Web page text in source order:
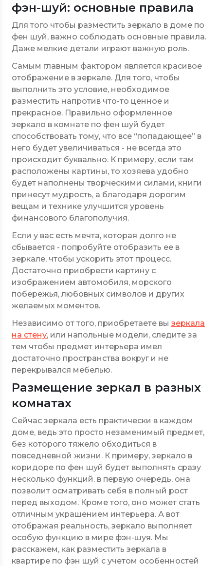
фэн-шуй: основные правила
Для того чтобы разместить зеркало в доме по
фен шуй, важно соблюдать основные правила.
Даже мелкие детали играют важную роль.
Самым главным фактором является красивое
отображение в зеркале. Для того, чтобы
выполнить это условие, необходимое
разместить напротив что-то ценное и
прекрасное. Правильно оформленное
зеркало в комнате по фен шуй будет
способствовать тому, что все “попадающее” в
него будет увеличиваться - не всегда это
происходит буквально. К примеру, если там
расположены картины, то хозяева удобно
будет наполнены творческими силами, книги
принесут мудрость, а благодаря дорогим
вещам и технике улучшится уровень
финансового благополучия.
Если у вас есть мечта, которая долго не
сбывается - попробуйте отобразить ее в
зеркале, чтобы ускорить этот процесс.
Достаточно приобрести картину с
изображением автомобиля, морского
побережья, любовных символов и других
желаемых моментов.
Независимо от того, приобретаете вы зеркала
на стену, или напольные модели, следите за
тем чтобы предмет интерьера имел
достаточно пространства вокруг и не
перекрывался мебелью.
Размещение зеркал в разных
комнатах
Сейчас зеркала есть практически в каждом
доме, ведь это просто незаменимый предмет,
без которого тяжело обходиться в
повседневной жизни. К примеру, зеркало в
коридоре по фен шуй будет выполнять сразу
несколько функций. в первую очередь, она
позволит осматривать себя в полный рост
перед выходом. Кроме того, оно может стать
отличным украшением интерьера. А вот
отображая реальность, зеркало выполняет
особую функцию в мире фэн-шуя. Мы
расскажем, как разместить зеркала в
квартире по фэн шуй с учетом особенностей